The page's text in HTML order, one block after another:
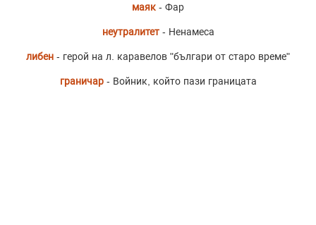
маяк - Фар
неутралитет- Ненамеса
либен - герой на л. каравелов "българи от старо време"
граничар- Войник, който пази границата